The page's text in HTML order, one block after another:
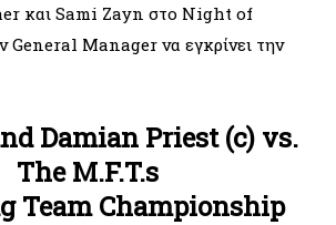
και Sami Zayn στο Night of
Manager να εγκρίνει την
Damian Priest (c) vs.
The M.F.T.s
Team Championship